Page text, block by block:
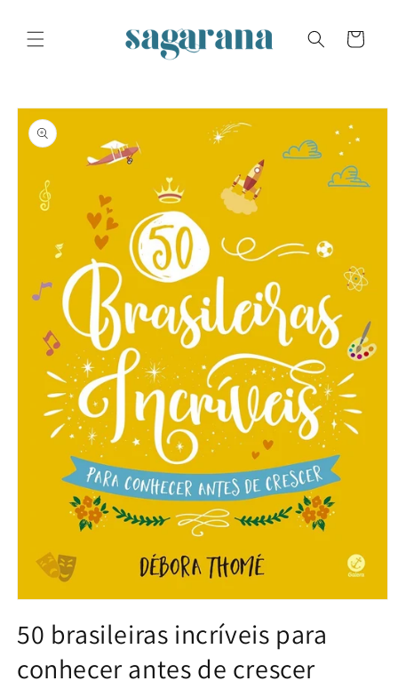
content
Cart
Skip to
product
information
1
in
50 brasileiras incríveis para
conhecer antes de crescer